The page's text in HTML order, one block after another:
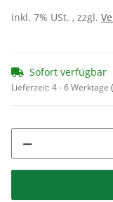
inkl. 7% USt. , zzgl.
Sofort verfügbar
Lieferzeit:4 - 6 Werktage